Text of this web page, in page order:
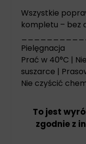
Wszystkie
kompletu – bez
Pielęgnacja
Prać w 40°C |
suszarce |
Nie czyścić
To jest
zgodnie z